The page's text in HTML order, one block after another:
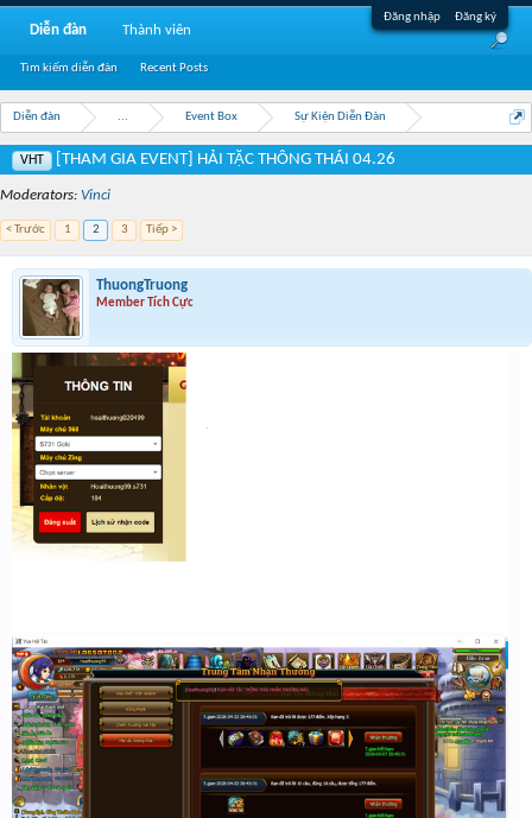
Đăng nhập Đăng ký
Diễn đàn ... Event Box Sự Kiện Diễn Đàn
VHT [THAM GIA EVENT] HẢI TẶC THÔNG THÁI 04.26
Moderators: Vinci
< Trước 1 2 3 Tiếp >
ThuongTruong
Member Tích Cực
Diễn đàn
Tìm kiếm diễn đàn Recent Posts
Thành viên